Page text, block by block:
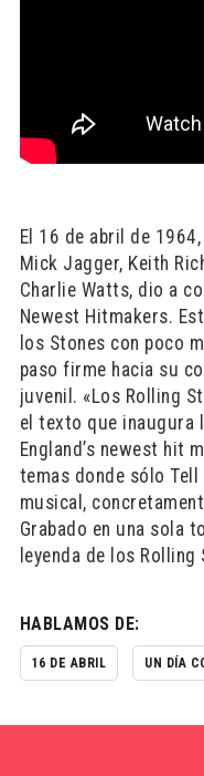
El 16 de abril de
Mick Jagger, Keith
Charlie Watts, dio a
Newest Hitmakers.
los Stones con poco
paso firme hacia su
juvenil. «Los Rolling
el texto que inaugura
England’s newest hit
temas donde sólo
musical,
Grabado en una sola
leyenda de los Rolling
HABLAMOS DE:
16 DE ABRIL UN DÍA